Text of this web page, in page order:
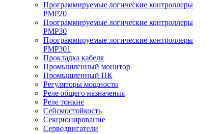
Программируемые логические контроллеры
PMP20
Программируемые логические контроллеры
PMP30
Программируемые логические контроллеры
PMP301
Прокладка кабеля
Промышленный монитор
Промышленный ПК
Регуляторы мощности
Реле общего назначения
Реле тонкие
Сейсмостойкость
Секционирование
Серводвигатели